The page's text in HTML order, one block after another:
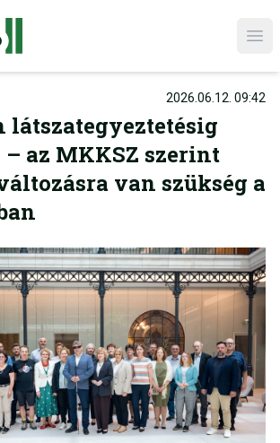
2026.06.12. 09:42
látszategyeztetésig
az MKKSZ szerint
van szükség a